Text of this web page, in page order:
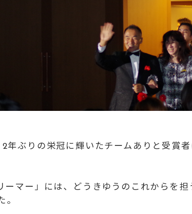
ぶりの栄冠に輝いたチームありと受賞
マー」には、
どうきゆうのこれからを
。